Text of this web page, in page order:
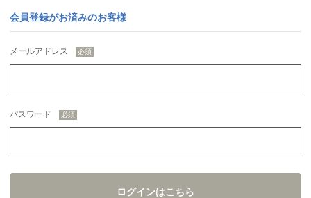
会員登録がお済みのお客様
メールアドレス
パスワード
ログインはこちら